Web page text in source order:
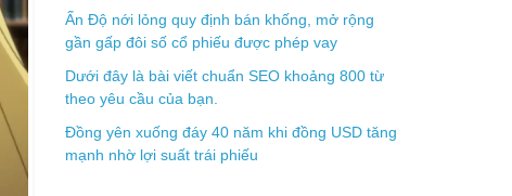
Ấn Độ nới lỏng quy định bán khống, mở rộng
gần gấp đôi số cổ phiếu được phép vay
Dưới đây là bài viết chuẩn SEO khoảng 800 từ
theo yêu cầu của bạn.
Đồng yên xuống đáy 40 năm khi đồng USD tăng
mạnh nhờ lợi suất trái phiếu